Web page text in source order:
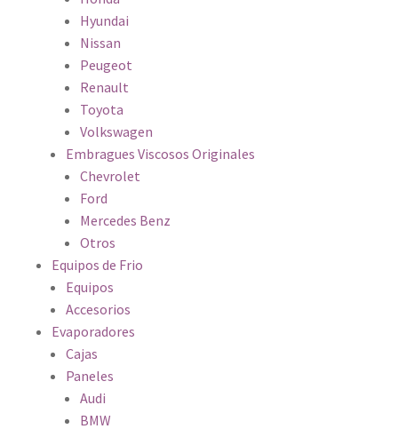
Hyundai
Nissan
Peugeot
Renault
Toyota
Volkswagen
Embragues Viscosos Originales
Chevrolet
Ford
Mercedes Benz
Otros
Equipos de Frio
Equipos
Accesorios
Evaporadores
Cajas
Paneles
Audi
BMW